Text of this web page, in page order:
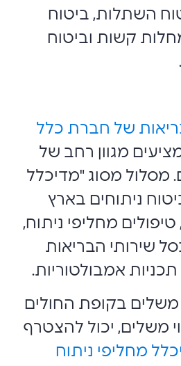
השתלות, ביטוח
קשות וביטוח
של חברת כלל
מגוון רחב של
מסלול מסוג "מדיכלל
ניתוחים בארץ
מחליפי ניתוח,
שירותי הבריאות
תכניות אמבולטוריות.
משלים בקופת החולים
משלים, יכול להצטרף
מחליפי ניתוח